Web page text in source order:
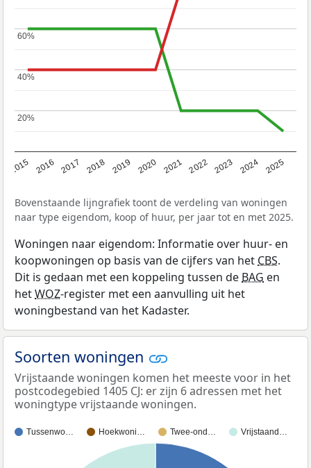
2015 2016 2017 2018 2019 2020 2021 2022 2023 2024 2025
20%
20%
40%
40%
60%
60%
Bovenstaande lijngrafiek toont de verdeling van woningen
naar type eigendom, koop of huur, per jaar tot en met 2025.
Woningen naar eigendom: Informatie over huur- en
koopwoningen op basis van de cijfers van het CBS.
Dit is gedaan met een koppeling tussen de BAG en
hetWOZ-register met een aanvulling uit het
woningbestand van het Kadaster.
Soorten woningen
Vrijstaande woningen komen het meeste voor in het
postcodegebied 1405 CJ: er zijn 6 adressen met het
woningtype vrijstaande woningen.
Tussenwo… Hoekwoni… Twee-ond… Vrijstaand…